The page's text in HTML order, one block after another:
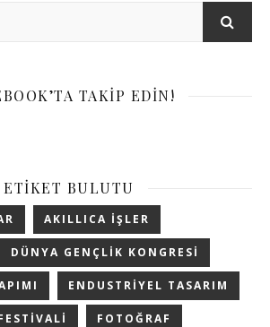
TAKIP EDIN!
ETIKET BULUTU
AKILLICA IŞLER
DÜNYA GENÇLIK KONGRESI
ENDUSTRIYEL TASARIM
FOTOĞRAF